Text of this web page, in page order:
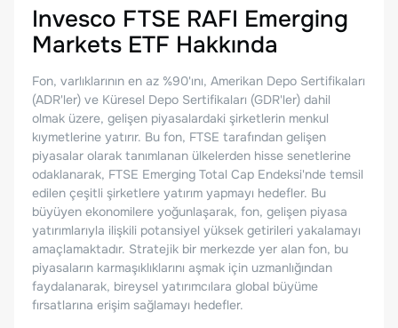
Invesco FTSE RAFI Emerging
Markets ETF Hakkında
Fon, varlıklarının en az %90'ını, Amerikan Depo Sertifikaları
(ADR'ler) ve Küresel Depo Sertifikaları (GDR'ler) dahil
olmak üzere, gelişen piyasalardaki şirketlerin menkul
kıymetlerine yatırır. Bu fon, FTSE tarafından gelişen
piyasalar olarak tanımlanan ülkelerden hisse senetlerine
odaklanarak, FTSE Emerging Total Cap Endeksi'nde temsil
edilen çeşitli şirketlere yatırım yapmayı hedefler. Bu
büyüyen ekonomilere yoğunlaşarak, fon, gelişen piyasa
yatırımlarıyla ilişkili potansiyel yüksek getirileri yakalamayı
amaçlamaktadır. Stratejik bir merkezde yer alan fon, bu
piyasaların karmaşıklıklarını aşmak için uzmanlığından
faydalanarak, bireysel yatırımcılara global büyüme
fırsatlarına erişim sağlamayı hedefler.